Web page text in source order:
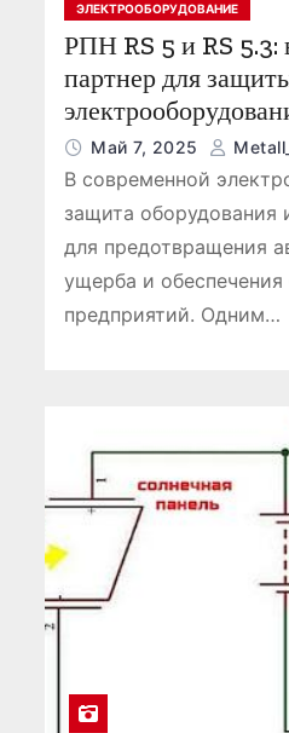
ЭЛЕКТРООБОРУДОВАНИЕ
РПН RS 5 и RS
партнер для
Май 7, 2025
В современной
защита оборудования
для предотвращения
ущерба и
предприятий. Одним…